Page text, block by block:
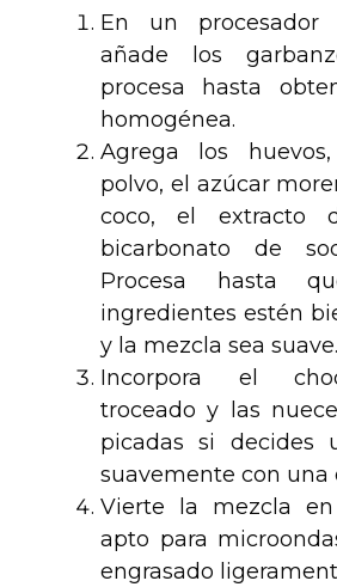
En un procesador
añade los
procesa hasta
homogénea.
Agrega los
polvo, el azúcar
coco, el extracto
bicarbonato de
Procesa hasta
ingredientes estén
y la mezcla sea suave.
Incorpora el
troceado y las
picadas si decides
suavemente con una
Vierte la mezcla
apto para
engrasado